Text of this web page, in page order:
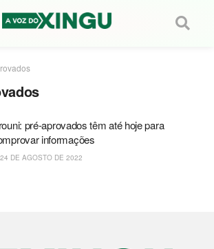
pré-aprovados têm até hoje para
informações
24 DE AGOSTO DE 2022